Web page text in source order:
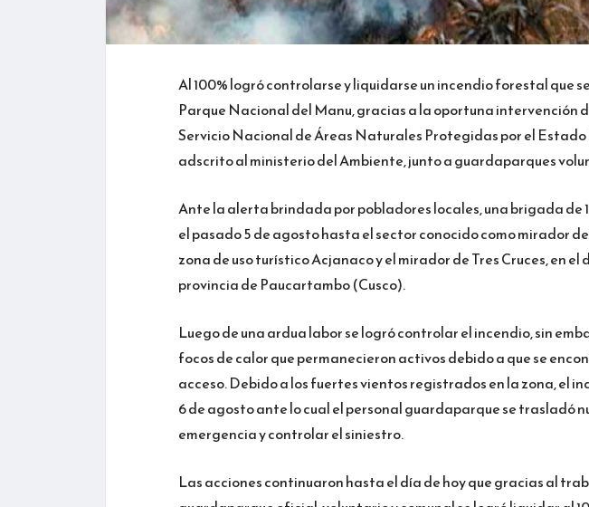
Al 100% logró controlarse y liquidarse un incendio forestal que
Parque Nacional del Manu, gracias a la oportuna intervención
Servicio Nacional de Áreas Naturales Protegidas por el
adscrito al ministerio del Ambiente, junto a guardaparques
Ante la alerta brindada por pobladores locales, una brigada de
el pasado 5 de agosto hasta el sector conocido como mirador
zona de uso turístico Acjanaco y el mirador de Tres Cruces, en
provincia de Paucartambo (Cusco).
Luego de una ardua labor se logró controlar el incendio, sin
focos de calor que permanecieron activos debido a que se
acceso. Debido a los fuertes vientos registrados en la zona, el
6 de agosto ante lo cual el personal guardaparque se trasladó
emergencia y controlar el siniestro.
Las acciones continuaron hasta el día de hoy que gracias al